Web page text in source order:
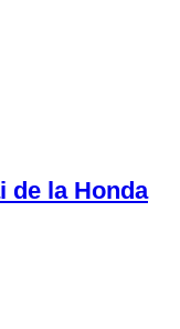
de la Honda